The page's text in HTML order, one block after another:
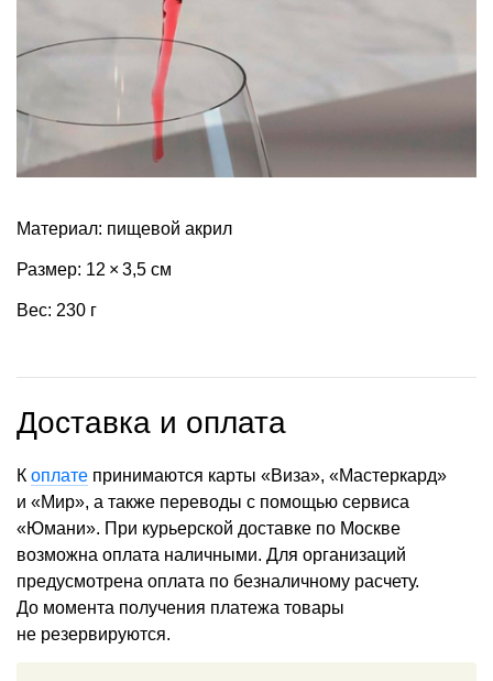
Материал: пищевой акрил
Размер: 12 × 3,5 см
Вес: 230 г
Доставка и оплата
К оплате принимаются карты «Виза», «Мастеркард»
и «Мир», а также переводы с помощью сервиса
«Юмани». При курьерской доставке по Москве
возможна оплата наличными. Для организаций
предусмотрена оплата по безналичному расчету.
До момента получения платежа товары
не резервируются.